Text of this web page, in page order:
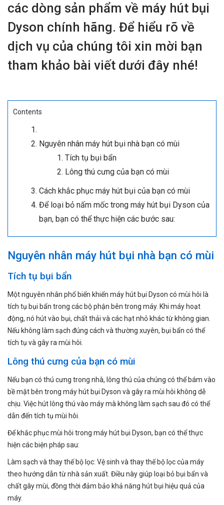
các dòng sản phẩm về máy hút bụi
Dyson chính hãng. Để hiểu rõ về
dịch vụ của chúng tôi xin mời bạn
tham khảo bài viết dưới đây nhé!
Contents
Nguyên nhân máy hút bụi nhà bạn có mùi
Tích tụ bụi bẩn
Lông thú cưng của bạn có mùi
Cách khắc phục máy hút bụi của bạn có mùi
Để loại bỏ nấm mốc trong máy hút bụi Dyson của
bạn, bạn có thể thực hiện các bước sau:
Nguyên nhân máy hút bụi nhà bạn có mùi
Tích tụ bụi bẩn
Một nguyên nhân phổ biến khiến máy hút bụi Dyson có mùi hôi là
tích tụ bụi bẩn trong các bộ phận bên trong máy. Khi máy hoạt
động, nó hút vào bụi, chất thải và các hạt nhỏ khác từ không gian.
Nếu không làm sạch đúng cách và thường xuyên, bụi bẩn có thể
tích tụ và gây ra mùi hôi.
Lông thú cưng của bạn có mùi
Nếu bạn có thú cưng trong nhà, lông thú của chúng có thể bám vào
bề mặt bên trong máy hút bụi Dyson và gây ra mùi hôi không dễ
chịu. Việc hút lông thú vào máy mà không làm sạch sau đó có thể
dẫn đến tích tụ mùi hôi.
Để khắc phục mùi hôi trong máy hút bụi Dyson, bạn có thể thực
hiện các biện pháp sau:
Làm sạch và thay thế bộ lọc: Vệ sinh và thay thế bộ lọc của máy
theo hướng dẫn từ nhà sản xuất. Điều này giúp loại bỏ bụi bẩn và
chất gây mùi, đồng thời đảm bảo khả năng hút bụi hiệu quả của
máy.